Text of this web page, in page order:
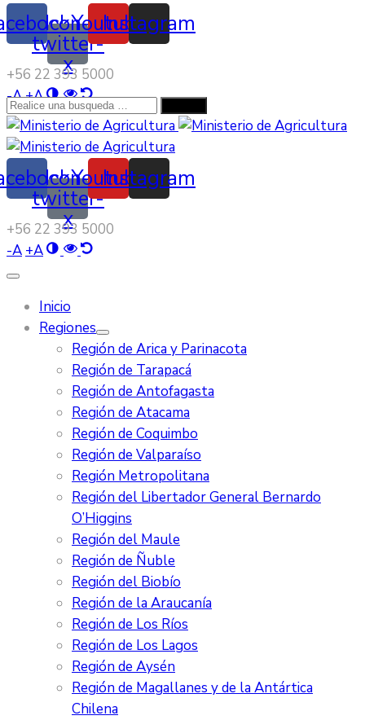
Icon-
twitter-
x
Youtube
Instagram
‭+56 22 393 5000‬
-A+A
Icon-
twitter-
x
Youtube
Instagram
‭+56 22 393 5000‬
-A +A
Inicio
Regiones
Región de Arica y Parinacota
Región de Tarapacá
Región de Antofagasta
Región de Atacama
Región de Coquimbo
Región de Valparaíso
Región Metropolitana
Región del Libertador General Bernardo
O’Higgins
Región del Maule
Región de Ñuble
Región del Biobío
Región de la Araucanía
Región de Los Ríos
Región de Los Lagos
Región de Aysén
Región de Magallanes y de la Antártica
Chilena